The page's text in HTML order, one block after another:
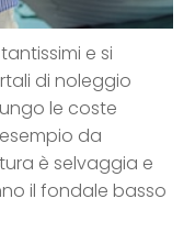
e si
di noleggio
le coste
da
è selvaggia e
il fondale basso